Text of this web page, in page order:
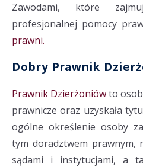
Zawodami, które
profesjonalnej pomocy
prawni.
Dobry Prawnik
Prawnik Dzierżoniówto
prawnicze oraz uzyskała
ogólne określenie osoby
tym doradztwem prawnym,
sądami i instytucjami, a